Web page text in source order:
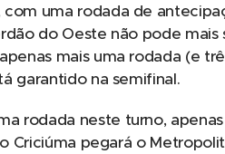
com uma rodada de
do Oeste não pode
mais uma rodada (e
garantido na semifinal.
rodada neste turno,
Criciúma pegará o